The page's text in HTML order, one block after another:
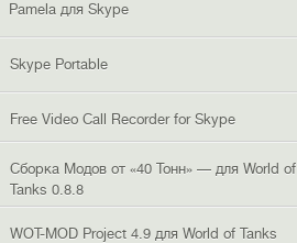
Pamela для Skype
Skype Portable
Free Video Call Recorder for Skype
Сборка Модов от «40 Тонн» — для World of
Tanks 0.8.8
WOT-MOD Project 4.9 для World of Tanks